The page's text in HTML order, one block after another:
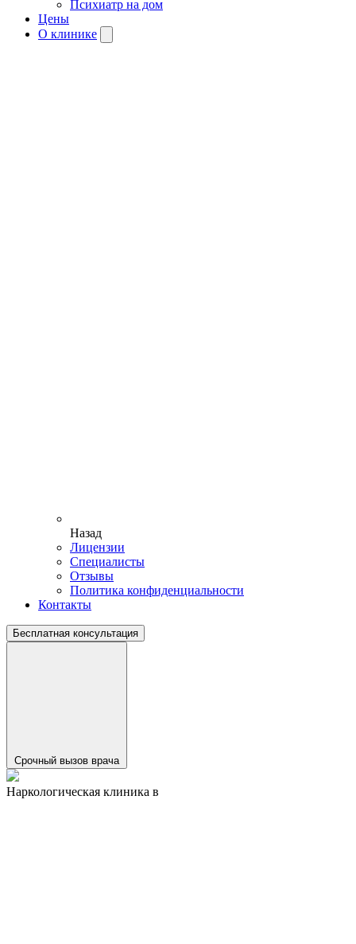
Психиатр на дом
Цены
О клинике
Назад
Лицензии
Специалисты
Отзывы
Политика конфиденциальности
Контакты
Бесплатная консультация
Срочный вызов врача
Наркологическая клиника в